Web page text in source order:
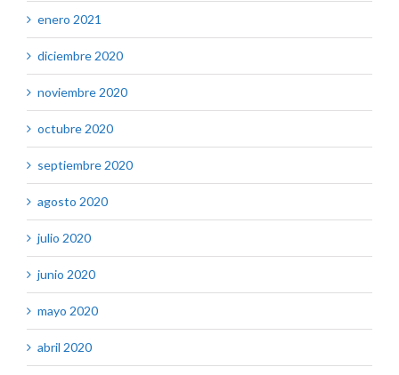
enero 2021
diciembre 2020
noviembre 2020
octubre 2020
septiembre 2020
agosto 2020
julio 2020
junio 2020
mayo 2020
abril 2020